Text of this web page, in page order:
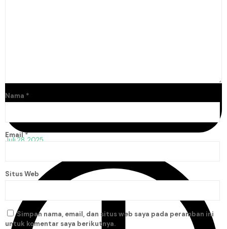
Juli 28, 2025
Nama *
Email*
Situs Web
Simpan nama, email, dan situs web saya pada peramban ini
untuk komentar saya berikutnya.